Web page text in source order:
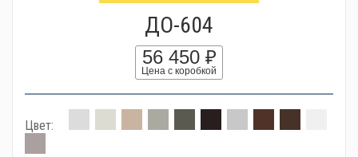
ДО-604
56 450 ₽
Цена с коробкой
Цвет: